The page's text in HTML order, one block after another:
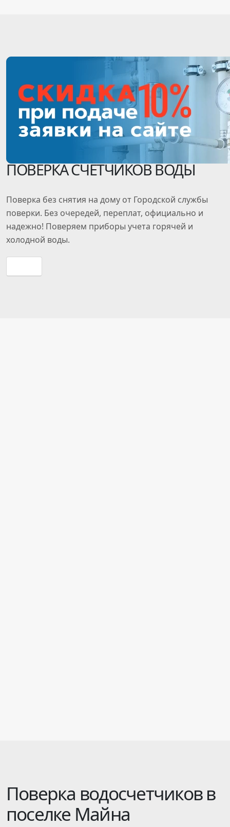
ПОВЕРКА СЧЕТЧИКОВ ВОДЫ
Поверка без снятия на дому от Городской службы
поверки. Без очередей, переплат, официально и
надежно! Поверяем приборы учета горячей и
холодной воды.
Поверка водосчетчиков в
поселке Майна